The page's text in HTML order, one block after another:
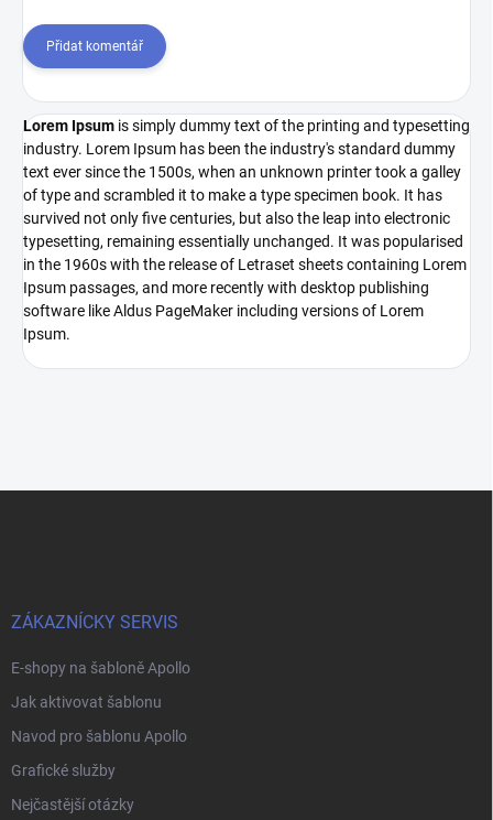
Přidat komentář
Lorem Ipsum is simply dummy text of the printing and typesetting
industry. Lorem Ipsum has been the industry's standard dummy
text ever since the 1500s, when an unknown printer took a galley
of type and scrambled it to make a type specimen book. It has
survived not only five centuries, but also the leap into electronic
typesetting, remaining essentially unchanged. It was popularised
in the 1960s with the release of Letraset sheets containing Lorem
Ipsum passages, and more recently with desktop publishing
software like Aldus PageMaker including versions of Lorem
Ipsum.
ZÁKAZNÍCKY SERVIS
E-shopy na šabloně Apollo
Jak aktivovat šablonu
Navod pro šablonu Apollo
Grafické služby
Nejčastější otázky